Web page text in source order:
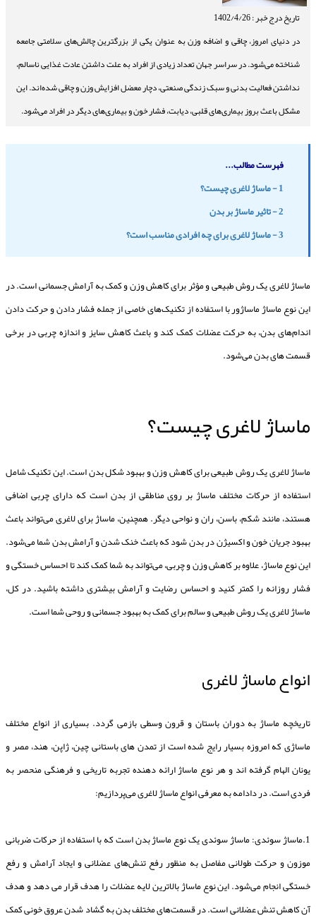
تاریخ درج خبر : 1402/4/26
در دنیای امروز، چاقی و اضافه وزن به عنوان یکی از بزرگترین چالش‌های سلامتی جامعه
شناخته می‌شود. در سراسر جهان تعداد زیادی از افراد به علت داشتن عادت غذایی ناسالم،
نداشتن فعالیت بدنی و سبک زندگی صنعتی، دچار معضل افزایش وزن و چاقی شده‌اند. این
مشکل باعث بروز بیماری‌های قلبی، دیابت، فشار خون و بیماری‌های دیگر در افراد می‌شود.
فهرست مطالب...
1 - ماساژ لاغری چیست؟
2 - تاثیر ماساژ بر بدن
3 - ماساژ لاغری برای چه افرادی مناسب است؟
ماساژ لاغری یک روش طبیعی و مؤثر برای کاهش وزن و کمک به آرامش جسمانی است. در
این نوع ماساژ ماساژور با استفاده از تکنیک‌های خاصی از جمله فشار دادن و حرکت دادن
اندام‌های بدن، به حرکت عضلات کمک کند و باعث کاهش سایز و اندازه چربی در برخی
قسمت های بدن می‌شود.
ماساژ لاغری چیست؟
ماساژ لاغری یک روش طبیعی برای کاهش وزن و بهبود شکل بدن است. این تکنیک شامل
استفاده از حرکات مختلف ماساژ بر روی مناطقی از بدن است که دارای چربی اضافی
هستند، مانند شکم، باسن، ران و نواحی دیگر. همچنین، ماساژ برای لاغری می‌تواند باعث
بهبود جریان خون و اکسیژن در بدن شود که باعث خنک شدن و آرامش بدن شما می‌شود.
این نوع ماساژ، علاوه بر کاهش وزن و چربی، می‌تواند به شما کمک کند تا احساس خستگی و
فشار روزانه را کمتر کنید و احساس رضایت و آرامش بیشتری داشته باشید. در کل،
ماساژ لاغری یک روش طبیعی و سالم برای کمک به بهبود جسمانی و روحی شما است.
انواع ماساژ لاغری
تاریخچه ماساژ به دوران باستان و قرون وسطی بازمی گردد. بسیاری از انواع مختلف
ماساژی که امروزه بسیار رایج شده است از تمدن های باستانی چین، ژاپن، هند، مصر و
یونان الهام گرفته اند و هر نوع ماساژ ارائه دهنده تجربه تاریخی و فرهنگی منحصر به
فردی است. در دادامه به معرفی انواع ماساژ لاغری می‌پردازیم:
1.ماساژ سوئدی: ماساژ سوئدی یک نوع ماساژ بدن است که با استفاده از حرکات ضربانی
موزون و حرکت طولانی مفاصل به منظور رفع تنش‌های عضلانی و ایجاد آرامش و رفع
خستگی انجام می‌شود. این نوع ماساژ بالاترین لایه عضلات را هدف قرار می دهد و هدف
آن کاهش تنش عضلانی است. در قسمت‌های مختلف بدن به گشاد شدن عروق خونی کمک